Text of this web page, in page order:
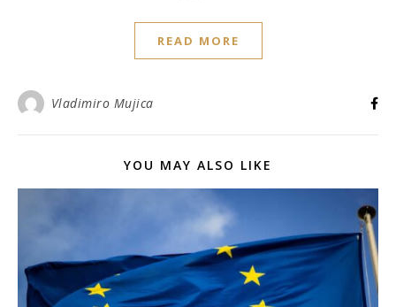
READ MORE
Vladimiro Mujica
YOU MAY ALSO LIKE